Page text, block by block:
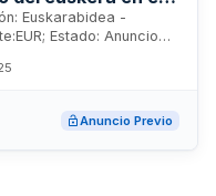
Euskarabidea -
Estado: Anuncio
Anuncio Previo